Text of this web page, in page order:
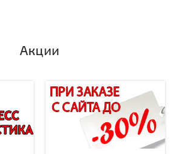
Акции